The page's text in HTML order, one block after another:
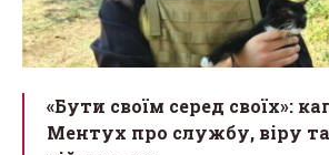
«Бути своїм серед своїх»:
Ментух про службу, віру